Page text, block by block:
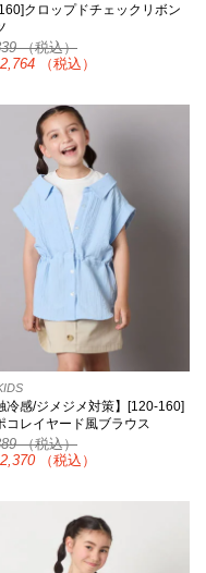
クロップドチェックリボン
（税込）
2,764 （税込）
冷感/ジメジメ対策】[120-160]
コレイヤード風ブラウス
（税込）
2,370 （税込）